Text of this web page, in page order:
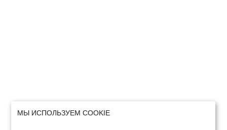
МЫ ИСПОЛЬЗУЕМ COOKIE